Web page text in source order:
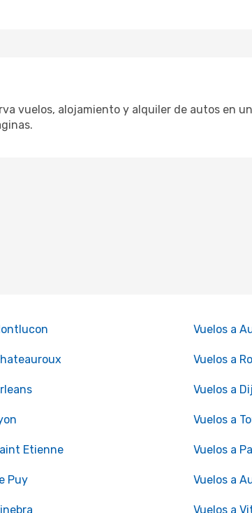
vuelos, alojamiento y alquiler de autos en
Vuelos a
Vuelos a
Vuelos a
Vuelos a
Etienne Vuelos a
Puy Vuelos a
Vuelos a